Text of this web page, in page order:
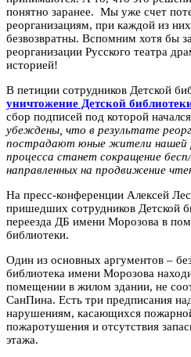
понятно заранее. Мы уже счет
реорганизациям, при каждой из
безвозвратны. Вспомним хотя бы
реорганизации Русского театра
историей!
В петиции сотрудников Детской
уничтожение Детской
сбор подписей под которой
убеждены, что в результате
пострадают юные жители нашей
процесса станет сокращение
направленных на продвижение
На пресс-конференции Алексей
пришедших сотрудников Детской
переезда ДБ имени Морозова в
библиотеки.
Один из основных аргументов –
библиотека имени Морозова
помещении в жилом здании, не
СанПина. Есть три предписания
нарушениям, касающихся
пожаротушения и отсутствия
этажа.